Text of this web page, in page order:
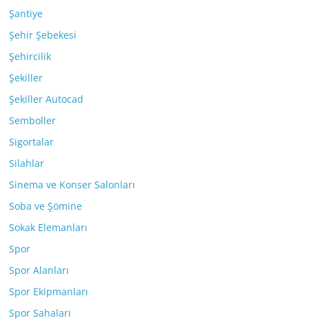
Şantiye
Şehir Şebekesi
Şehircilik
Şekiller
Şekiller Autocad
Semboller
Sigortalar
Silahlar
Sinema ve Konser Salonları
Soba ve Şömine
Sokak Elemanları
Spor
Spor Alanları
Spor Ekipmanları
Spor Sahaları